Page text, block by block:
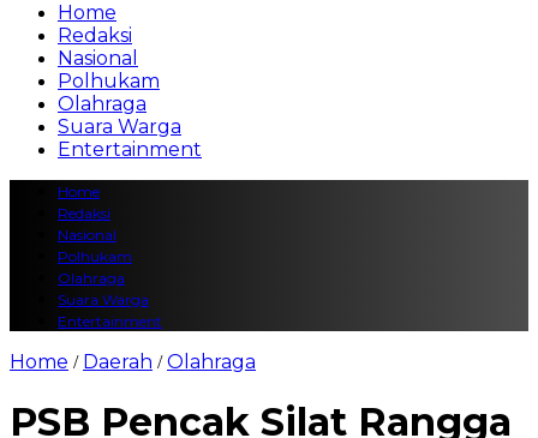
Home
Redaksi
Nasional
Polhukam
Olahraga
Suara Warga
Entertainment
Home
Redaksi
Nasional
Polhukam
Olahraga
Suara Warga
Entertainment
Home / Daerah /Olahraga
PSB Pencak Silat Rangga